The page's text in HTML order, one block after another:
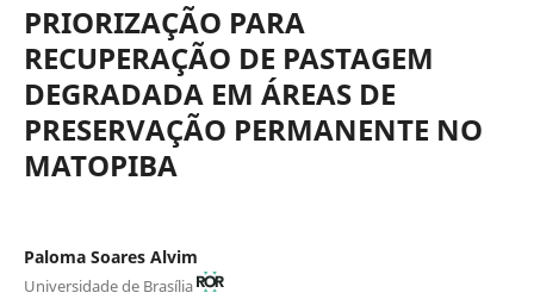
PRIORIZAÇÃO PARA
RECUPERAÇÃO DE PASTAGEM
DEGRADADA EM ÁREAS DE
PRESERVAÇÃO PERMANENTE NO
MATOPIBA
Paloma Soares Alvim
Universidade de Brasília